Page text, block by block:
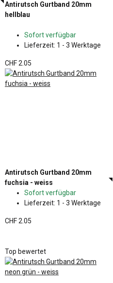
Antirutsch Gurtband 20mm
hellblau
Sofort verfügbar
Lieferzeit: 1 - 3 Werktage
CHF 2.05
Antirutsch Gurtband 20mm
fuchsia - weiss
Sofort verfügbar
Lieferzeit: 1 - 3 Werktage
CHF 2.05
Top bewertet